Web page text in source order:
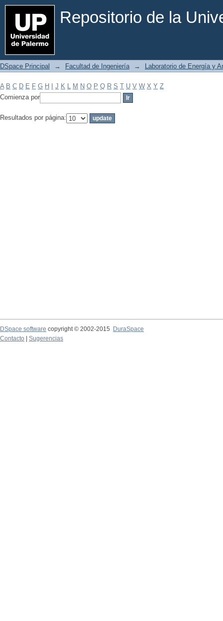
Repositorio de la
Filtrar por: Materia
DSpace Principal → Facultad de Ingeniería → Laboratorio de Energía y
A B C D E F G H J K L M N O P Q R S T U V W X Y Z
Comienza por
Resultados por página:
DSpace software copyright © 2002-2015
DuraSpace
Contacto
Sugerencias